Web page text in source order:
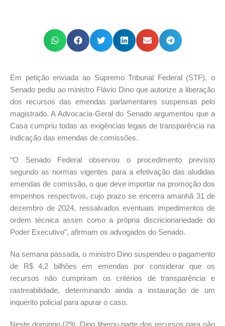
Em petição enviada ao Supremo Tribunal Federal (STF), o
Senado pediu ao ministro Flávio Dino que autorize a liberação
dos recursos das emendas parlamentares suspensas pelo
magistrado. A Advocacia-Geral do Senado argumentou que a
Casa cumpriu todas as exigências legais de transparência na
indicação das emendas de comissões.
“O Senado Federal observou o procedimento previsto
segundo as normas vigentes para a efetivação das aludidas
emendas de comissão, o que deve importar na promoção dos
empenhos respectivos, cujo prazo se encerra amanhã 31 de
dezembro de 2024, ressalvados eventuais impedimentos de
ordem técnica assim como a própria discricionariedade do
Poder Executivo”, afirmam os advogados do Senado.
Na semana passada, o ministro Dino suspendeu o pagamento
de R$ 4,2 bilhões em emendas por considerar que os
recursos não cumpriram os critérios de transparência e
rastreabilidade, determinando ainda a instauração de um
inquérito policial para apurar o caso.